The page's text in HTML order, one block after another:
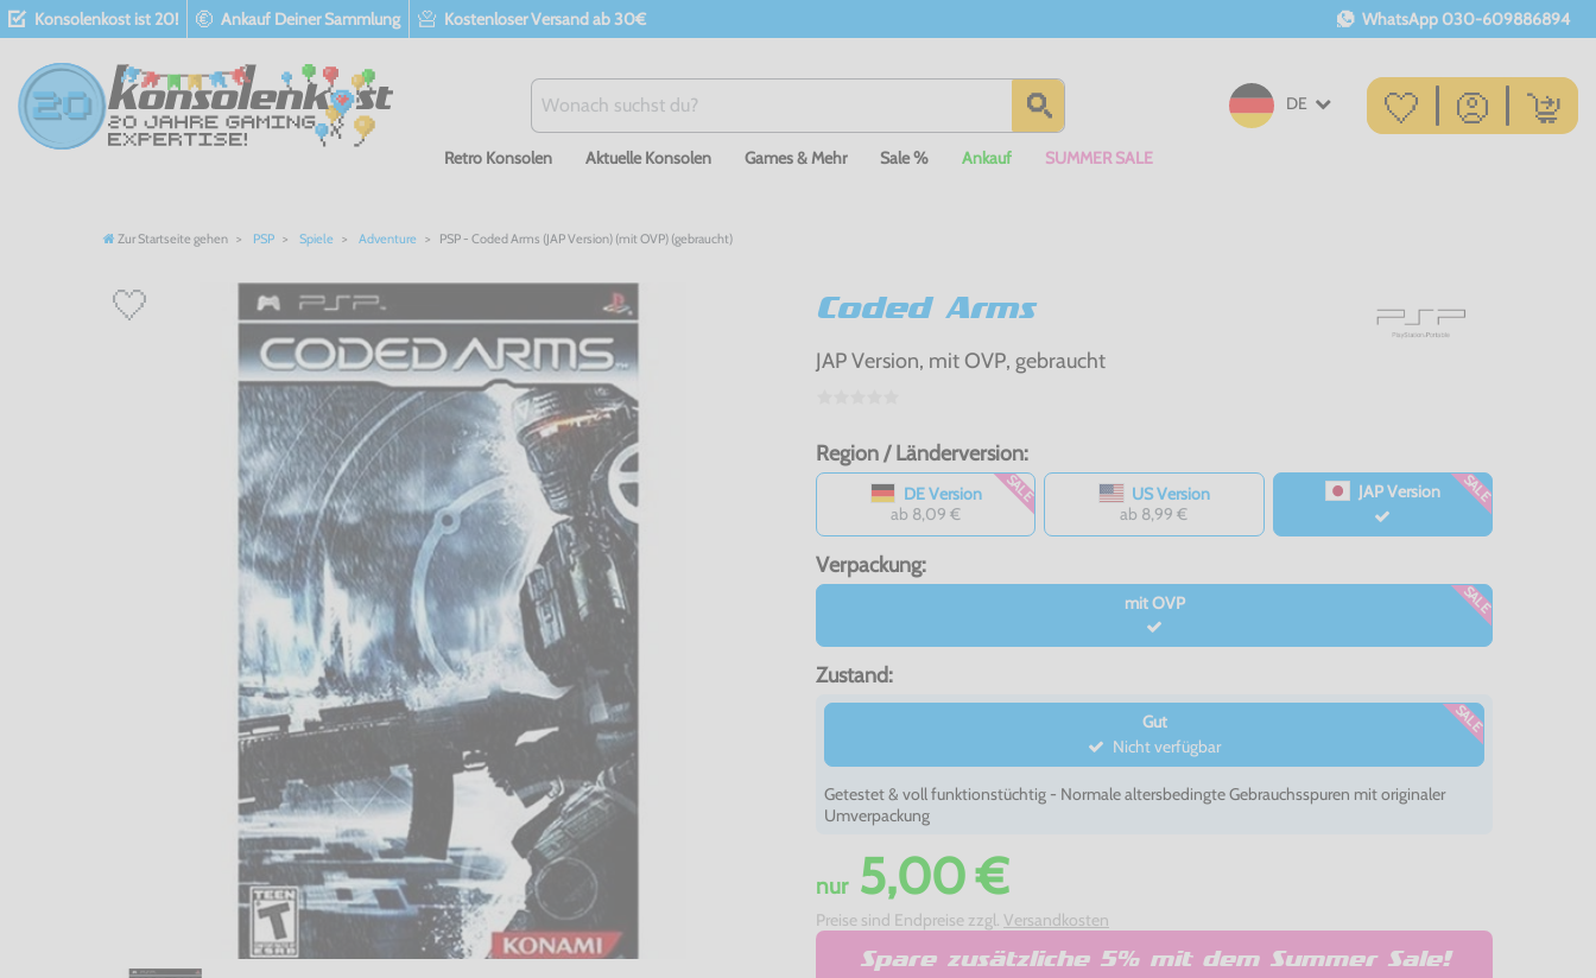
Konsolenkost ist 20! Ankauf Deiner Sammlung Kostenloser Versand ab 30€ WhatsApp 030-609886894
DE
Retro Konsolen Aktuelle Konsolen Games & Mehr Sale % Ankauf SUMMER SALE
Zur Startseite gehen PSP Spiele Adventure PSP - Coded Arms (JAP Version) (mit OVP) (gebraucht)
Coded Arms
JAP Version, mit OVP, gebraucht
Region / Länderversion:
DE Version
ab 8,09 €
SALE
US Version
ab 8,99 €
JAP Version SALE
Verpackung:
mit OVP SALE
Zustand:
Gut
Nicht verfügbar
SALE
Getestet & voll funktionstüchtig - Normale altersbedingte Gebrauchsspuren mit originaler
Umverpackung
nur5,00 €
Preise sind Endpreise zzgl. Versandkosten
Spare zusätzliche 5% mit dem Summer Sale!